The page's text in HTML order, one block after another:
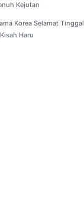
Kejutan
Korea Selamat Tinggal
Haru